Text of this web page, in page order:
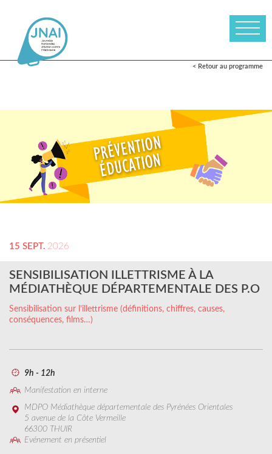
< Retour au programme
15 SEPT. 2026
SENSIBILISATION ILLETTRISME À LA
MÉDIATHÈQUE DÉPARTEMENTALE DES P.O
Sensibilisation sur l’illettrisme (définitions, chiffres, causes,
conséquences, films…)
9h - 12h
Manifestation en interne
MDPO Médiathèque départementale des Pyrénées Orientales
5 avenue de la Côte Vermeille
66300 THUIR
Evénement en présentiel